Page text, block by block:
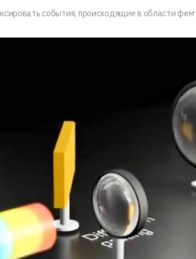
события, происходящие в области